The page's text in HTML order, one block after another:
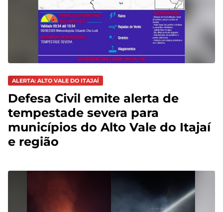
ALERTA: ALTO VALE DO ITAJAÍ
Defesa Civil emite alerta de
tempestade severa para
municípios do Alto Vale do Itajaí
e região